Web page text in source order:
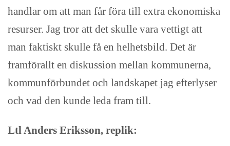
handlar om att man får föra till extra ekonomiska
resurser. Jag tror att det skulle vara vettigt att
man faktiskt skulle få en helhetsbild. Det är
framförallt en diskussion mellan kommunerna,
kommunförbundet och landskapet jag efterlyser
och vad den kunde leda fram till.
Ltl Anders Eriksson, replik: